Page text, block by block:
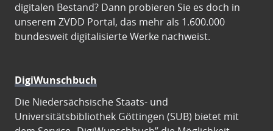
digitalen Bestand? Dann probieren Sie es doch in
unserem ZVDD Portal, das mehr als 1.600.000
bundesweit digitalisierte Werke nachweist.
DigiWunschbuch
Die Niedersächsische Staats- und
Universitätsbibliothek Göttingen (SUB) bietet mit